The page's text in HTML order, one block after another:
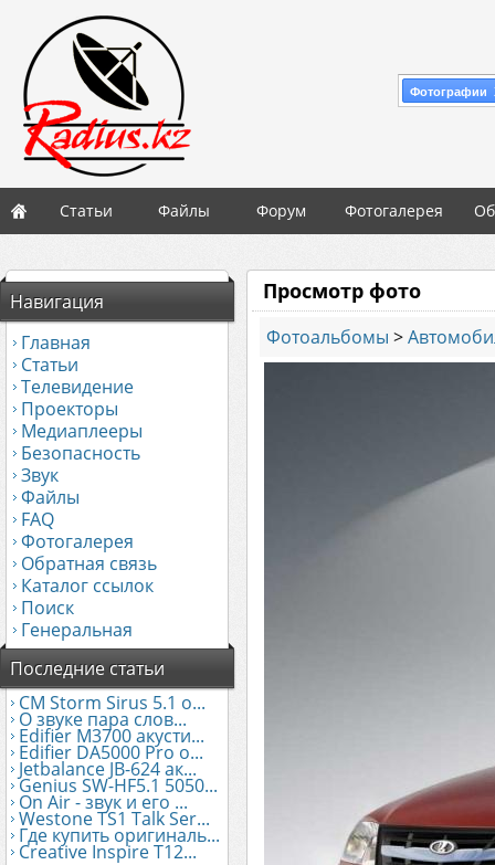
Фотографии
Статьи Файлы Форум Фотогалерея
Навигация
Главная
Статьи
Телевидение
Проекторы
Медиаплееры
Безопасность
Звук
Файлы
FAQ
Фотогалерея
Обратная связь
Каталог ссылок
Поиск
Генеральная
Последние статьи
CM Storm Sirus 5.1 о...
О звуке пара слов...
Edifier М3700 акусти...
Edifier DA5000 Pro о...
Jetbalance JB-624 ак...
Genius SW-HF5.1 5050...
On Air - звук и его ...
Westone TS1 Talk Ser...
Где купить оригиналь...
Creative Inspire T12...
Просмотр фото
Фотоальбомы >